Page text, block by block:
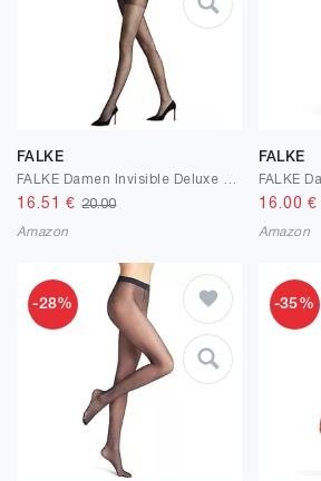
FALKE
16.51 €20.00
Amazon
FALKE
16.00 €
Amazon
-28% -35%